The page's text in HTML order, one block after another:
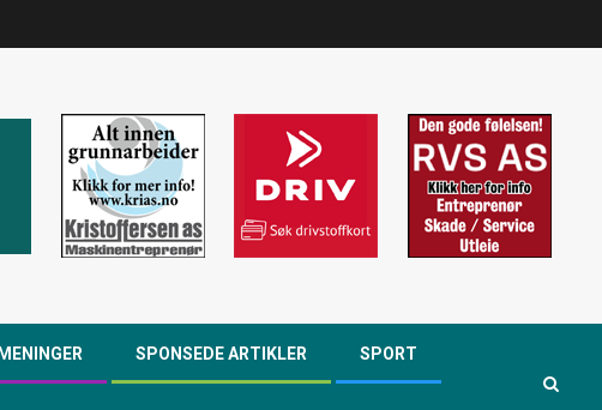
MENINGER SPONSEDE ARTIKLER SPORT